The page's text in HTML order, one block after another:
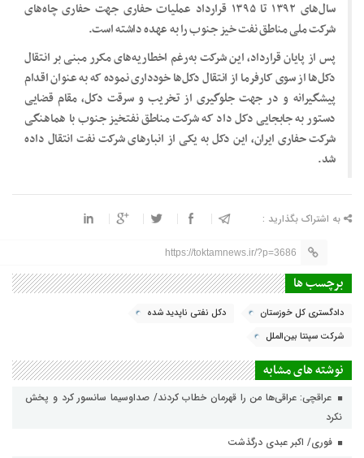
سال‌های ۱۳۹۲ تا ۱۳۹۵ قرارداد عملیات حفاری جهت حفاری چاه‌های
شرکت ملی مناطق نفت خیز جنوب را به عهده داشته است.
پس از پایان قرارداد، این شرکت به‌رغم اخطاریه‌های مکرر مبنی بر انتقال
دکل‌ها از سوی کارفرما از انتقال دکل‌ها خودداری نموده که به عنوان اقدام
پیشگیرانه و در جهت جلوگیری از تخریب و سرقت دکل، مقام قضایی
دستور به جابجایی دکل داد که شرکت مناطق نفتخیز جنوب با هماهنگی
شرکت حفاری ایران، این دکل به یکی از انبار‌های شرکت نفت انتقال داده
شد.
به اشتراک بگذارید :
https://toktamnews.ir/?p=3686
برچسب ها
دادگستری کل خوزستان
دکل نفتی ناپدید شده
شرکت سپنتا بین‌الملل
نوشته های مشابه
عراقچی: عراقی‌ها من را قهرمان خطاب کردند/ صداوسیما سانسور کرد و پخش
نکرد
فوری/ اکبر عبدی درگذشت